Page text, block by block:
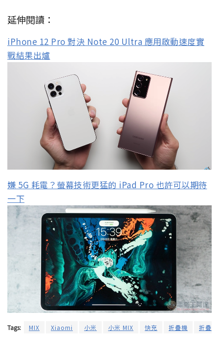
延伸閱讀：
iPhone 12 Pro 對決 Note 20 Ultra 應用啟動速度實
戰結果出爐
嫌 5G 耗電？螢幕技術更猛的 iPad Pro 也許可以期待
一下
Tags: MIX Xiaomi 小米 小米 MIX 快充 折疊機 折疊